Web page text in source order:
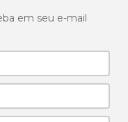
em seu e-mail